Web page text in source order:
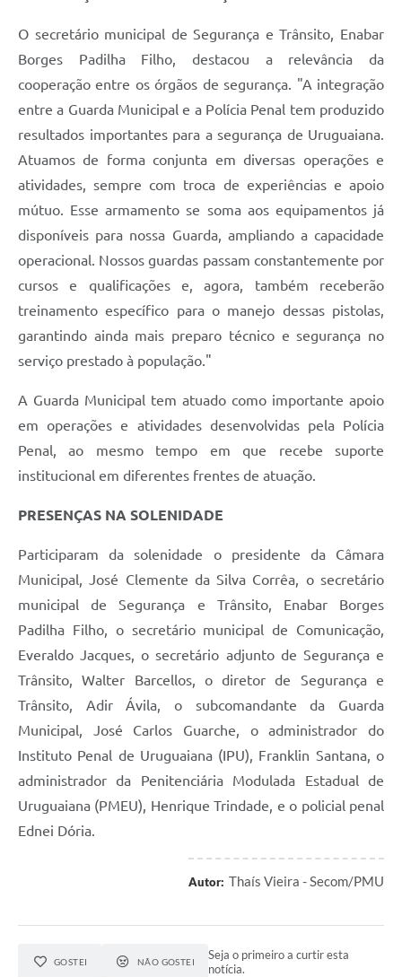
O secretário municipal de Segurança e Trânsito, Enabar
Borges Padilha Filho, destacou a relevância da
cooperação entre os órgãos de segurança. "A integração
entre a Guarda Municipal e a Polícia Penal tem produzido
resultados importantes para a segurança de Uruguaiana.
Atuamos de forma conjunta em diversas operações e
atividades, sempre com troca de experiências e apoio
mútuo. Esse armamento se soma aos equipamentos já
disponíveis para nossa Guarda, ampliando a capacidade
operacional. Nossos guardas passam constantemente por
cursos e qualificações e, agora, também receberão
treinamento específico para o manejo dessas pistolas,
garantindo ainda mais preparo técnico e segurança no
serviço prestado à população."
A Guarda Municipal tem atuado como importante apoio
em operações e atividades desenvolvidas pela Polícia
Penal, ao mesmo tempo em que recebe suporte
institucional em diferentes frentes de atuação.
PRESENÇAS NA SOLENIDADE
Participaram da solenidade o presidente da Câmara
Municipal, José Clemente da Silva Corrêa, o secretário
municipal de Segurança e Trânsito, Enabar Borges
Padilha Filho, o secretário municipal de Comunicação,
Everaldo Jacques, o secretário adjunto de Segurança e
Trânsito, Walter Barcellos, o diretor de Segurança e
Trânsito, Adir Ávila, o subcomandante da Guarda
Municipal, José Carlos Guarche, o administrador do
Instituto Penal de Uruguaiana (IPU), Franklin Santana, o
administrador da Penitenciária Modulada Estadual de
Uruguaiana (PMEU), Henrique Trindade, e o policial penal
Ednei Dória.
Autor: Thaís Vieira - Secom/PMU
GOSTEI NÃO GOSTEI
Seja o primeiro a curtir esta
notícia.